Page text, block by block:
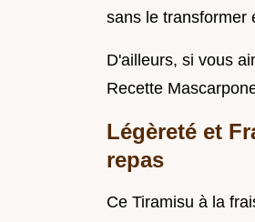
sans le transformer
D'ailleurs, si vous
Recette
Légèreté et
repas
Ce Tiramisu à la